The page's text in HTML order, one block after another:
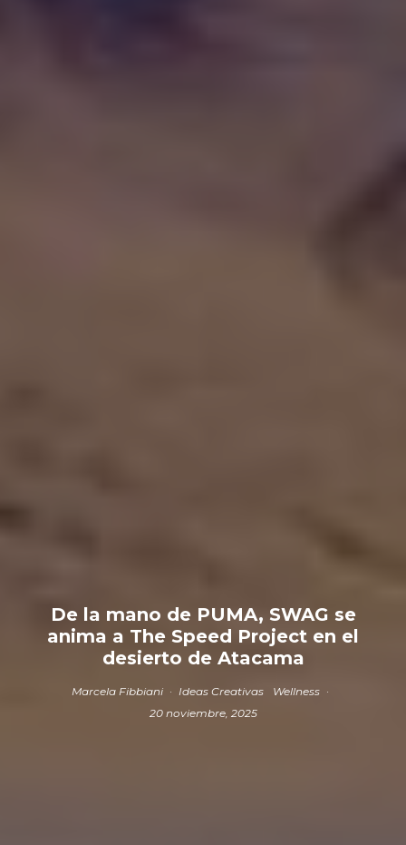
De la mano de PUMA, SWAG se
anima a The Speed Project en el
desierto de Atacama
Marcela Fibbiani · Ideas Creativas Wellness ·
20 noviembre, 2025